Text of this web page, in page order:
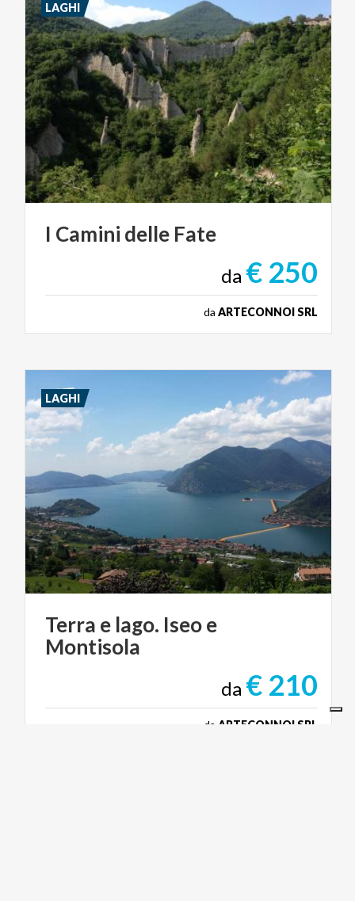
I Camini delle Fate
da € 250
da ARTECONNOI SRL
LAGHI
Terra e lago. Iseoe
Montisola
da € 210
da ARTECONNOI SRL
LAGHI